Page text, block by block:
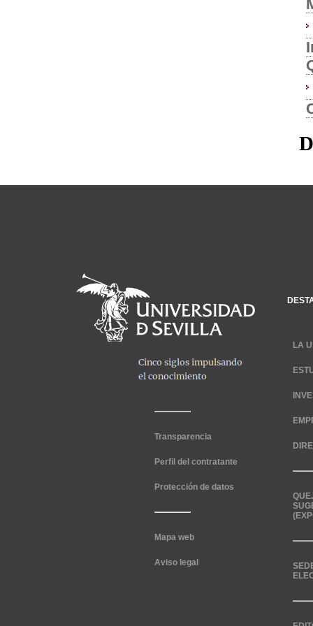
Transparencia
Perfil del contratante
Protección de datos
Mapa web
Aviso legal
LA